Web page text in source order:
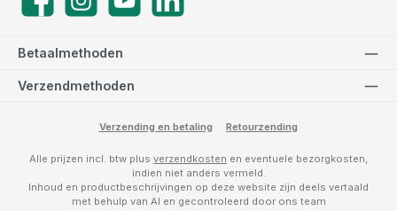
Betaalmethoden
Verzendmethoden
FacebookInstagramYouTube
Verzending en betaling Retourzending
Alle prijzen incl. btw plus verzendkosten en eventuele bezorgkosten,
indien niet anders vermeld.
Inhoud en productbeschrijvingen op deze website zijn deels vertaald
met behulp van AI en gecontroleerd door ons team